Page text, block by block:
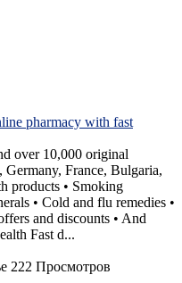
pharmacy with fast
over 10,000 original
Germany, France, Bulgaria,
products • Smoking
• Cold and flu remedies •
and discounts • And
Fast d...
222 Просмотров